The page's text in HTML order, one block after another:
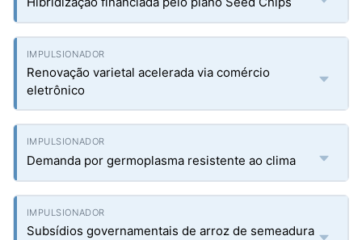
Renovação varietal acelerada via comércio
eletrônico
Demanda por germoplasma resistente ao clima
Subsídios governamentais de arroz de semeadura